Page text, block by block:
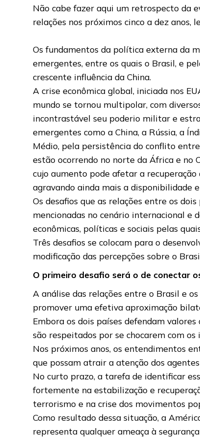
Não cabe fazer aqui um retrospecto da
relações nos próximos cinco a dez anos,
Os fundamentos da política externa da
emergentes, entre os quais o Brasil, e
crescente influência da China.
A crise econômica global, iniciada nos
mundo se tornou multipolar, com
incontrastável seu poderio militar e
emergentes como a China, a Rússia, a
Médio, pela persistência do conflito
estão ocorrendo no norte da África e no
cujo aumento pode afetar a
agravando ainda mais a disponibilidade
Os desafios que as relações entre os
mencionadas no cenário internacional e
econômicas, políticas e sociais pelas
Três desafios se colocam para o
modificação das percepções sobre o
O primeiro desafio será o de conectar
A análise das relações entre o Brasil e
promover uma efetiva aproximação
Embora os dois países defendam
são respeitados por se chocarem com
Nos próximos anos, os entendimentos
que possam atrair a atenção dos
No curto prazo, a tarefa de identificar
fortemente na estabilização e
terrorismo e na crise dos movimentos
Como resultado dessa situação, a
representa qualquer ameaça à